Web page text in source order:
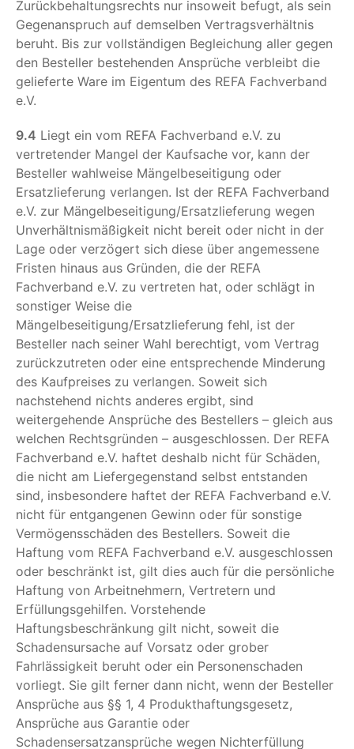
Zurückbehaltungsrechts nur insoweit befugt, als sein
Gegenanspruch auf demselben Vertragsverhältnis
beruht. Bis zur vollständigen Begleichung aller gegen
den Besteller bestehenden Ansprüche verbleibt die
gelieferte Ware im Eigentum des REFA Fachverband
e.V.
9.4 Liegt ein vom REFA Fachverband e.V. zu
vertretender Mangel der Kaufsache vor, kann der
Besteller wahlweise Mängelbeseitigung oder
Ersatzlieferung verlangen. Ist der REFA Fachverband
e.V. zur Mängelbeseitigung/Ersatzlieferung wegen
Unverhältnismäßigkeit nicht bereit oder nicht in der
Lage oder verzögert sich diese über angemessene
Fristen hinaus aus Gründen, die der REFA
Fachverband e.V. zu vertreten hat, oder schlägt in
sonstiger Weise die
Mängelbeseitigung/Ersatzlieferung fehl, ist der
Besteller nach seiner Wahl berechtigt, vom Vertrag
zurückzutreten oder eine entsprechende Minderung
des Kaufpreises zu verlangen. Soweit sich
nachstehend nichts anderes ergibt, sind
weitergehende Ansprüche des Bestellers – gleich aus
welchen Rechtsgründen – ausgeschlossen. Der REFA
Fachverband e.V. haftet deshalb nicht für Schäden,
die nicht am Liefergegenstand selbst entstanden
sind, insbesondere haftet der REFA Fachverband e.V.
nicht für entgangenen Gewinn oder für sonstige
Vermögensschäden des Bestellers. Soweit die
Haftung vom REFA Fachverband e.V. ausgeschlossen
oder beschränkt ist, gilt dies auch für die persönliche
Haftung von Arbeitnehmern, Vertretern und
Erfüllungsgehilfen. Vorstehende
Haftungsbeschränkung gilt nicht, soweit die
Schadensursache auf Vorsatz oder grober
Fahrlässigkeit beruht oder ein Personenschaden
vorliegt. Sie gilt ferner dann nicht, wenn der Besteller
Ansprüche aus §§ 1, 4 Produkthaftungsgesetz,
Ansprüche aus Garantie oder
Schadensersatzansprüche wegen Nichterfüllung